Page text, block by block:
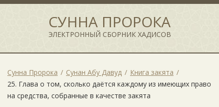
СУННА ПРОРОКА
ЭЛЕКТРОННЫЙ СБОРНИК ХАДИСОВ
Сунна Пророка Сунан Абу Давуд
Книга закята
25. Глава о том, сколько даётся каждому из имеющих право
на средства, собранные в качестве закята